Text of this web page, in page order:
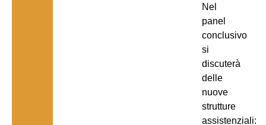
Nel
panel
conclusivo
si
discuterà
delle
nuove
strutture
assistenziali: